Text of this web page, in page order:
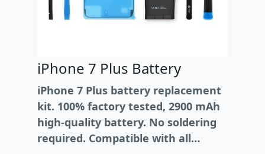
iPhone 7 Plus Battery
iPhone 7 Plus battery replacement
kit. 100% factory tested, 2900 mAh
high-quality battery. No soldering
required. Compatible with all